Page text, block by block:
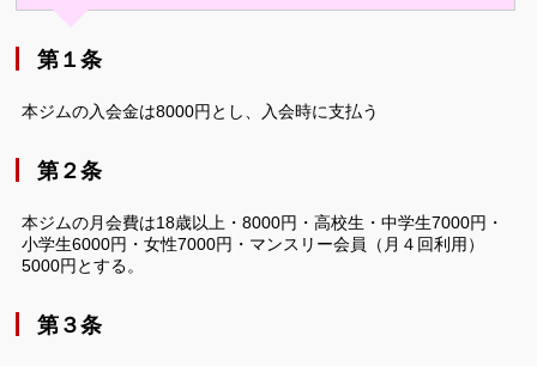
第１条
本ジムの入会金は8000円とし、入会時に支払う
第２条
本ジムの月会費は18歳以上・8000円・高校生・中学生7000円・
小学生6000円・女性7000円・マンスリー会員（月４回利用）
5000円とする。
第３条